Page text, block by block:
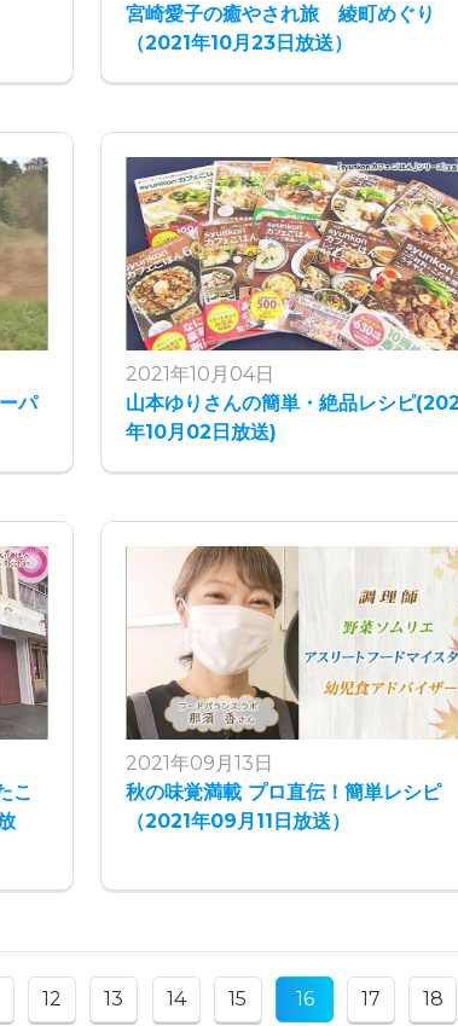
宮崎愛子の癒やされ旅 綾町めぐり
（2021年10月23日放送）
パ
2021年10月04日
山本ゆりさんの簡単・絶品レシピ
年10月02日放送)
こ
2021年09月13日
秋の味覚満載 プロ直伝！簡単レシピ
（2021年09月11日放送）
12 13 14 15 16 17 18